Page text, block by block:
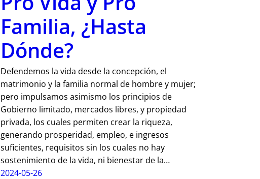
Familia, ¿Hasta
Dónde?
Defendemos la vida desde la concepción, el
matrimonio y la familia normal de hombre y mujer;
pero impulsamos asimismo los principios de
Gobierno limitado, mercados libres, y propiedad
privada, los cuales permiten crear la riqueza,
generando prosperidad, empleo, e ingresos
suficientes, requisitos sin los cuales no hay
sostenimiento de la vida, ni bienestar de la…
2024-05-26